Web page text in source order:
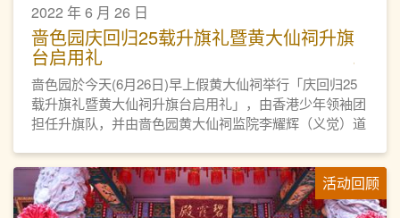
2022 年 6 月 26 日
啬色园庆回归25载升旗礼暨黄大仙祠升旗
台启用礼
啬色园於今天(6月26日)早上假黄大仙祠举行「庆回归25
载升旗礼暨黄大仙祠升旗台启用礼」，由香港少年领袖团
担任升旗队，并由啬色园黄大仙祠监院李耀辉（义觉）道
活动回顾